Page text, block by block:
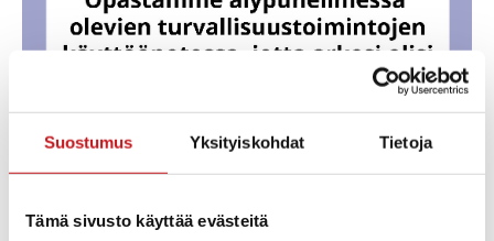
Suostumus Yksityiskohdat Tietoja
Tämä sivusto käyttää evästeitä